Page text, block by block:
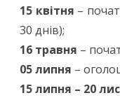
15 квітня –
30 днів);
16 травня –
05 липня –
15 липня – 20